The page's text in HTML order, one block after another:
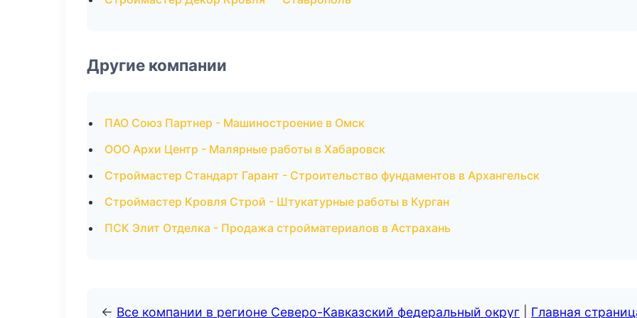
Другие компании
ПАО Союз Партнер - Машиностроение в Омск
ООО Архи Центр - Малярные работы в Хабаровск
Строймастер Стандарт Гарант - Строительство фундаментов в Архангельск
Строймастер Кровля Строй - Штукатурные работы в Курган
ПСК Элит Отделка - Продажа стройматериалов в Астрахань
← Все компании в регионе Северо-Кавказский федеральный округ Главная